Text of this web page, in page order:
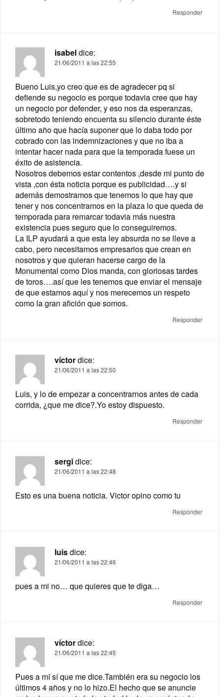
Responder
isabeldice:
21/06/2011 a las 22:55
Bueno Luis,yo creo que es de agradecer pq si
defiende su negocio es porque todavia cree que hay
un negocio por defender, y eso nos da esperanzas,
sobretodo teniendo encuenta su silencio durante éste
último año que hacía suponer que lo daba todo por
cobrado con las indemnizaciones y que no iba a
intentar hacer nada para que la temporada fuese un
éxito de asistencia.
Nosotros debemos estar contentos ,desde mi punto de
vista ,con ésta noticia porque es publicidad….y si
además demostramos que tenemos lo que hay que
tener y nos concentramos en la plaza lo que queda de
temporada para remarcar todavia más nuestra
existencia pues seguro que lo conseguiremos.
La ILP ayudará a que esta ley absurda no se lleve a
cabo, pero necesitamos empresarios que crean en
nosotros y que quieran hacerse cargo de la
Monumental como Dios manda, con gloriosas tardes
de toros….así que les tenemos que enviar el mensaje
de que estamos aquí y nos merecemos un respeto
como la gran afición que somos.
Responder
víctordice:
21/06/2011 a las 22:50
Luis, y lo de empezar a concentrarnos antes de cada
corrida, ¿que me dice?.Yo estoy dispuesto.
Responder
sergidice:
21/06/2011 a las 22:48
Esto es una buena noticia. Victor opino como tu
Responder
luisdice:
21/06/2011 a las 22:46
pues a mi no… que quieres que te diga…
Responder
víctordice:
21/06/2011 a las 22:45
Pues a mí sí que me dice.También era su negocio los
últimos 4 años y no lo hizo.El hecho que se anuncie